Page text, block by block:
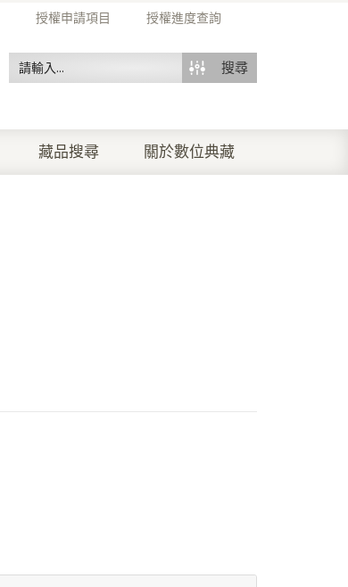
授權申請項目 授權進度查詢
搜尋
藏品搜尋 關於數位典藏